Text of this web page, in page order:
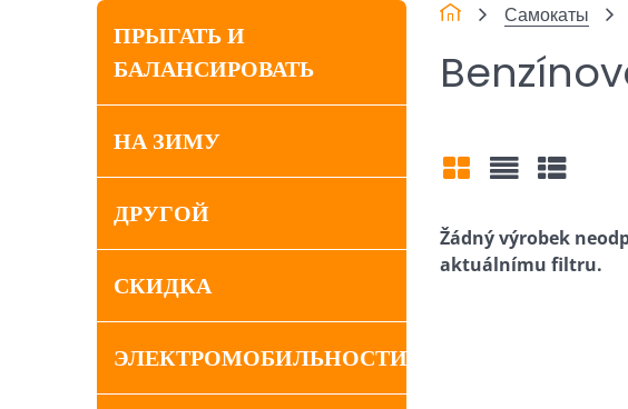
ПРЫГАТЬ И
БАЛАНСИРОВАТЬ
НА ЗИМУ
ДРУГОЙ
СКИДКА
ЭЛЕКТРОМОБИЛЬНОСТИ
Самокаты